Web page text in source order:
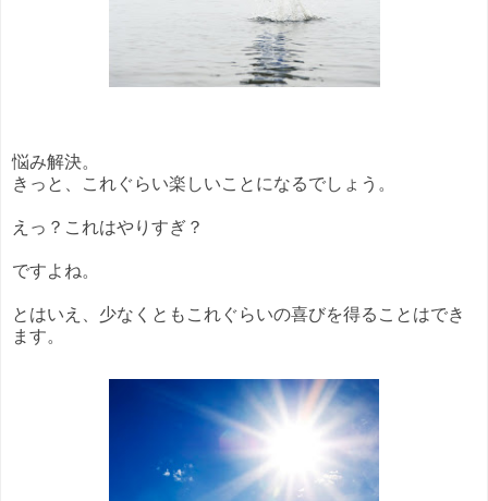
悩み解決。
きっと、これぐらい楽しいことになるでしょう。
えっ？これはやりすぎ？
ですよね。
とはいえ、少なくともこれぐらいの喜びを得ることはでき
ます。